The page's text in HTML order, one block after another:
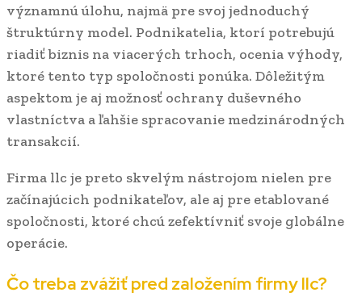
významnú úlohu, najmä pre svoj jednoduchý
štruktúrny model. Podnikatelia, ktorí potrebujú
riadiť biznis na viacerých trhoch, ocenia výhody,
ktoré tento typ spoločnosti ponúka. Dôležitým
aspektom je aj možnosť ochrany duševného
vlastníctva a ľahšie spracovanie medzinárodných
transakcií.
Firma llc je preto skvelým nástrojom nielen pre
začínajúcich podnikateľov, ale aj pre etablované
spoločnosti, ktoré chcú zefektívniť svoje globálne
operácie.
Čo treba zvážiť pred založením firmy llc?